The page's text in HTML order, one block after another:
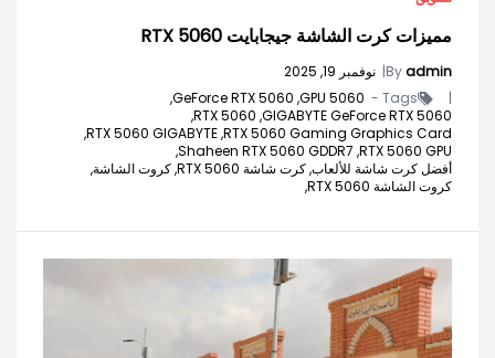
مميزات كرت الشاشة جيجابايت RTX 5060
Byadmin
| نوفمبر 19, 2025
|
Tags -
5060 GPU,
GeForce RTX 5060,
GIGABYTE GeForce RTX 5060,
RTX 5060,
RTX 5060 Gaming Graphics Card,
RTX 5060 GIGABYTE,
RTX 5060 GPU,
Shaheen RTX 5060 GDDR7,
أفضل كرت شاشة للألعاب,كرت شاشة RTX 5060,
كروت الشاشة,
كروت الشاشة RTX 5060,